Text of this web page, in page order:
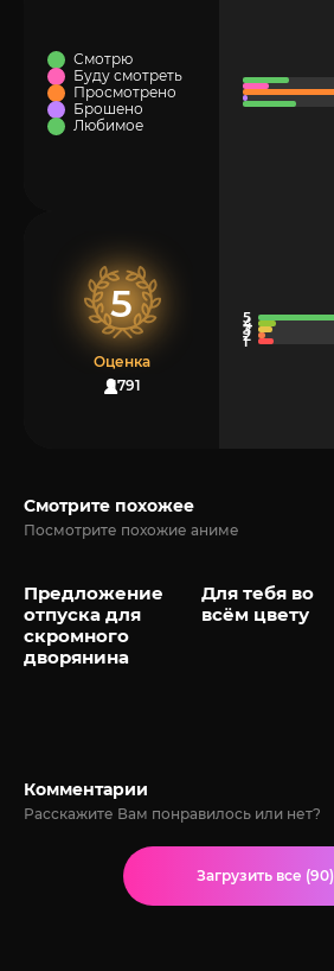
Смотрю
Буду смотреть
Просмотрено
Брошено
Любимое
5
Оценка
1791
Смотрите похожее
Посмотрите похожие аниме
Предложение
отпуска для
скромного
дворянина
Для тебя во
всём цвету
Комментарии
Расскажите Вам понравилось или нет?
Загрузить все (90)